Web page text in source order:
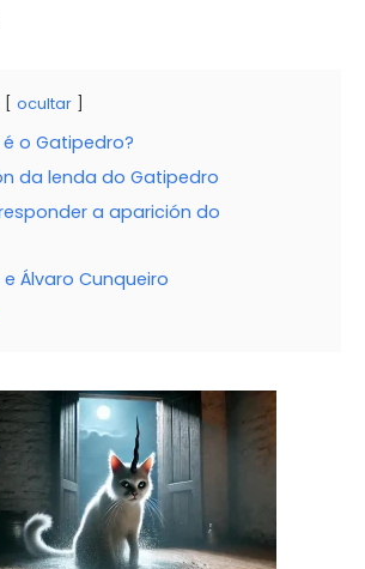
ocultar
o Gatipedro?
da lenda do Gatipedro
a aparición do
Álvaro Cunqueiro